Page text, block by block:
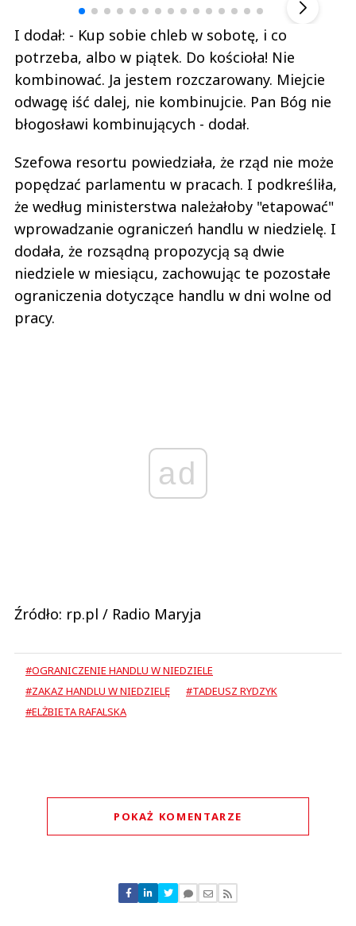
I dodał: - Kup sobie chleb w sobotę, i co
potrzeba, albo w piątek. Do kościoła! Nie
kombinować. Ja jestem rozczarowany. Miejcie
odwagę iść dalej, nie kombinujcie. Pan Bóg nie
błogosławi kombinujących - dodał.
Szefowa resortu powiedziała, że rząd nie może
popędzać parlamentu w pracach. I podkreśliła,
że według ministerstwa należałoby "etapować"
wprowadzanie ograniczeń handlu w niedzielę. I
dodała, że rozsądną propozycją są dwie
niedziele w miesiącu, zachowując te pozostałe
ograniczenia dotyczące handlu w dni wolne od
pracy.
ad
Źródło: rp.pl / Radio Maryja
#OGRANICZENIE HANDLU W NIEDZIELE
#ZAKAZ HANDLU W NIEDZIELĘ
#TADEUSZ RYDZYK
#ELŻBIETA RAFALSKA
POKAŻ KOMENTARZE
Nie znaleziono komentarzy
Zostaw swoje komentarze